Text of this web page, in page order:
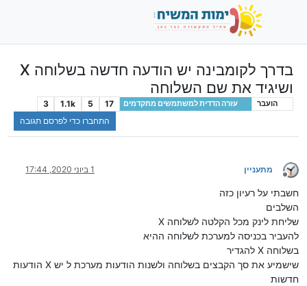
בדרך לקומבינה יש הודעה חדשה בשלוחה X
ושיגיד את שם השלוחה
הועבר עזרה הדדית למשתמשים מתקדמים 17
5
1.1k
3
התחברו כדי לפרסם תגובה
מנותק
מתעניין 1 ביוני 2020, 17:44
חשבתי על רעיון כזה
השלבים
שליחת לינק מכל הקלטה לשלוחה X
להעביר בכניסה למערכת לשלוחה ההיא
בשלוחה X להגדיר
שישמיע את סך הקבצים בשלוחה ולשנות הודעות מערכת ל יש X הודעות
חדשות